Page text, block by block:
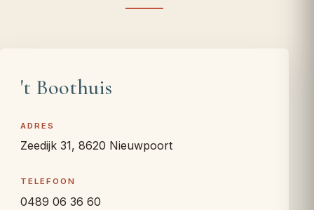
't Boothuis
ADRES
Zeedijk 31, 8620 Nieuwpoort
TELEFOON
0489 06 36 60